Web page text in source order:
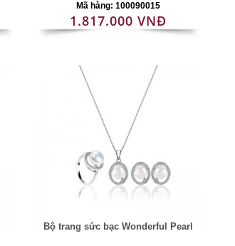
Mã hàng: 100090015
1.817.000 VNĐ
Bộ trang sức bạc Wonderful Pearl